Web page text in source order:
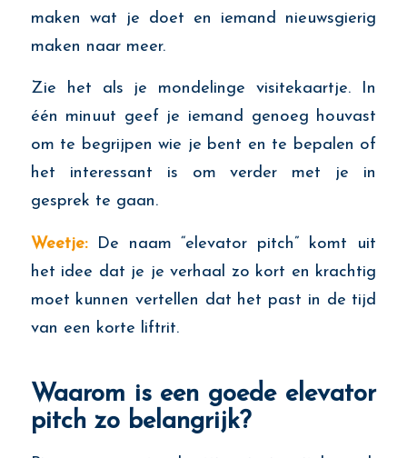
maken wat je doet en iemand nieuwsgierig
maken naar meer.
Zie het als je mondelinge visitekaartje. In
één minuut geef je iemand genoeg houvast
om te begrijpen wie je bent en te bepalen of
het interessant is om verder met je in
gesprek te gaan.
Weetje:De naam “elevator pitch” komt uit
het idee dat je je verhaal zo kort en krachtig
moet kunnen vertellen dat het past in de tijd
van een korte liftrit.
Waarom is een goede elevator
pitch zo belangrijk?